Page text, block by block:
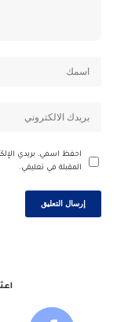
احفظ اسمي، بريدي
المقبلة في تعليقي.